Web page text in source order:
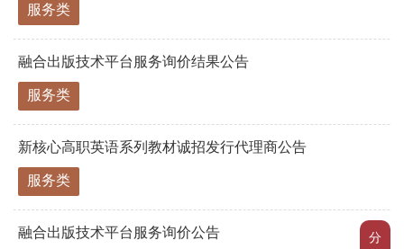
分
服务类
融合出版技术平台服务询价结果公告
服务类
新核心高职英语系列教材诚招发行代理商公告
服务类
融合出版技术平台服务询价公告